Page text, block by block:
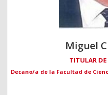
Miguel
TITULAR
Decano/a de la Facultad de